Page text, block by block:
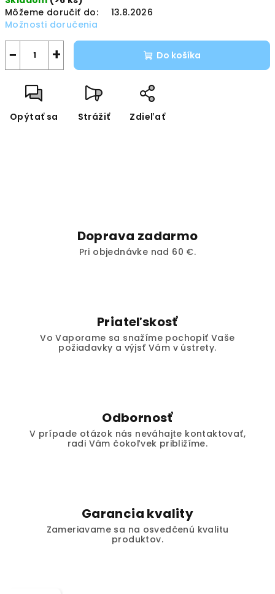
Môžeme doručiť do:
13.8.2026
Možnosti doručenia
+
− Do košíka
Opýtať sa Strážiť Zdieľať
Doprava zadarmo
Pri objednávke nad 60 €.
Priateľskosť
Vo Vaporame sa snažíme pochopiť Vaše
požiadavky a výjsť Vám v ústrety.
Odbornosť
V prípade otázok nás neváhajte kontaktovať,
radi Vám čokoľvek približíme.
Garancia kvality
Zameriavame sa na osvedčenú kvalitu
produktov.